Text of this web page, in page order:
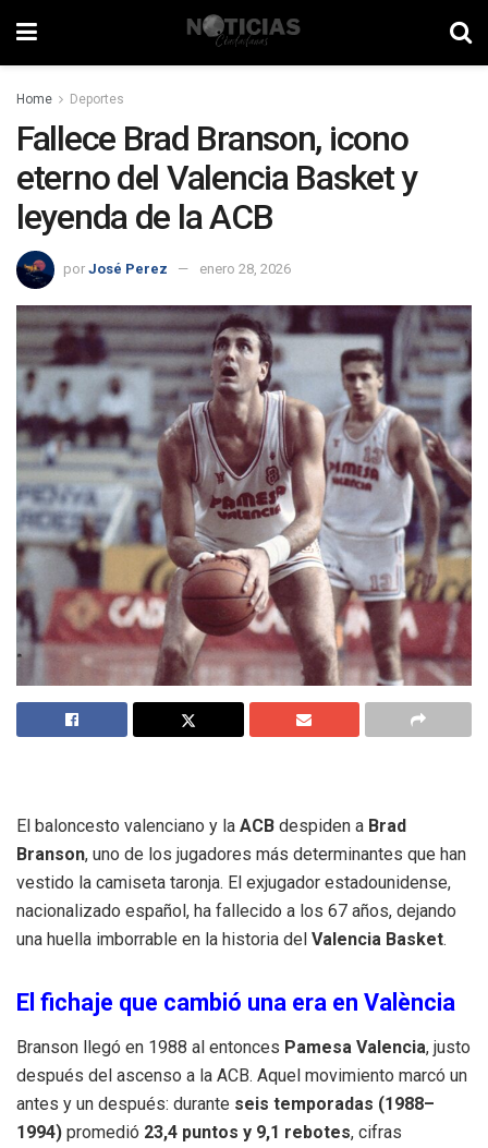
Home Deportes
Fallece Brad Branson, icono
eterno del Valencia Basket y
leyenda de la ACB
por José Perez enero 28, 2026
El baloncesto valenciano y la ACB despiden a Brad
Branson, uno de los jugadores más determinantes que han
vestido la camiseta taronja. El exjugador estadounidense,
nacionalizado español, ha fallecido a los 67 años, dejando
una huella imborrable en la historia del Valencia Basket.
El fichaje que cambió una era en València
Branson llegó en 1988 al entonces Pamesa Valencia, justo
después del ascenso a la ACB. Aquel movimiento marcó un
antes y un después: durante seis temporadas (1988–
1994) promedió 23,4 puntos y 9,1 rebotes, cifras